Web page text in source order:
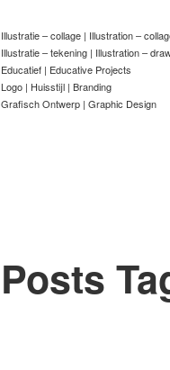
Illustratie – collage | Illustration –
Illustratie – tekening | Illustration –
Educatief | Educative Projects
Logo | Huisstijl | Branding
Grafisch Ontwerp | Graphic Design
Posts